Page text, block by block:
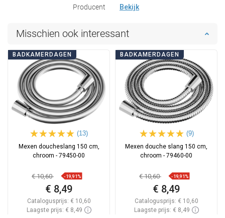
Producent Bekijk
Misschien ook interessant
BADKAMERDAGEN
(13)
Mexen doucheslang 150 cm,
chroom - 79450-00
€ 10,60 -19,91%
€ 8,49
Catalogusprijs: € 10,60
Laagste prijs: € 8,49
BADKAMERDAGEN
(9)
Mexen douche slang 150 cm,
chroom - 79460-00
€ 10,60 -19,91%
€ 8,49
Catalogusprijs: € 10,60
Laagste prijs: € 8,49